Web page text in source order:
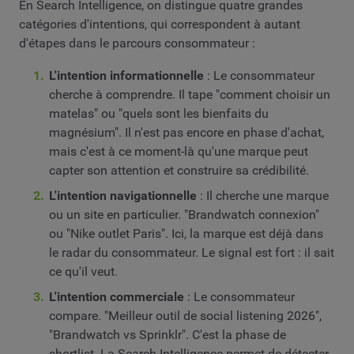
En Search Intelligence, on distingue quatre grandes
catégories d'intentions, qui correspondent à autant
d'étapes dans le parcours consommateur :
L'intention informationnelle : Le consommateur
cherche à comprendre. Il tape "comment choisir un
matelas" ou "quels sont les bienfaits du
magnésium". Il n'est pas encore en phase d'achat,
mais c'est à ce moment-là qu'une marque peut
capter son attention et construire sa crédibilité.
L'intention navigationnelle : Il cherche une marque
ou un site en particulier. "Brandwatch connexion"
ou "Nike outlet Paris". Ici, la marque est déjà dans
le radar du consommateur. Le signal est fort : il sait
ce qu'il veut.
L'intention commerciale : Le consommateur
compare. "Meilleur outil de social listening 2026",
"Brandwatch vs Sprinklr". C'est la phase de